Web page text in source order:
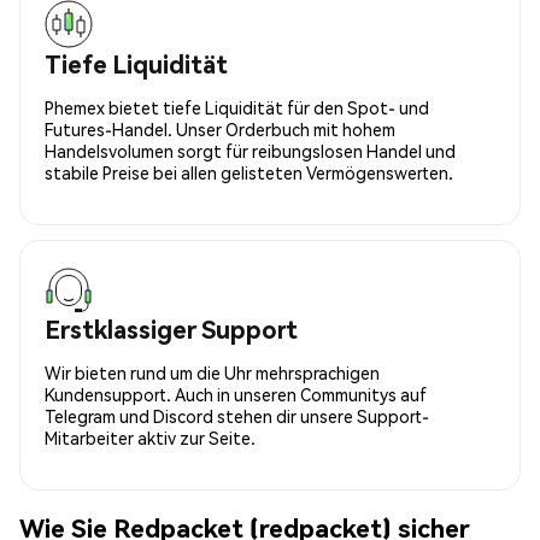
Tiefe Liquidität
Phemex bietet tiefe Liquidität für den Spot- und
Futures-Handel. Unser Orderbuch mit hohem
Handelsvolumen sorgt für reibungslosen Handel und
stabile Preise bei allen gelisteten Vermögenswerten.
Erstklassiger Support
Wir bieten rund um die Uhr mehrsprachigen
Kundensupport. Auch in unseren Communitys auf
Telegram und Discord stehen dir unsere Support-
Mitarbeiter aktiv zur Seite.
Wie Sie Redpacket (redpacket) sicher